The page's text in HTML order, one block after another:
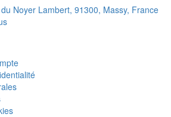
Noyer Lambert, 91300, Massy, France